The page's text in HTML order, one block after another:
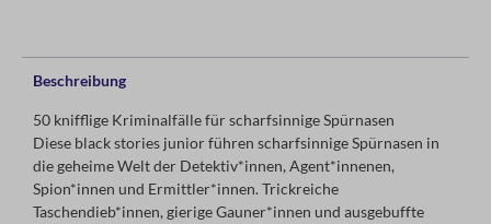
Beschreibung
50 knifflige Kriminalfälle für scharfsinnige Spürnasen
Diese black stories junior führen scharfsinnige Spürnasen in
die geheime Welt der Detektiv*innen, Agent*innenen,
Spion*innen und Ermittler*innen. Trickreiche
Taschendieb*innen, gierige Gauner*innen und ausgebuffte